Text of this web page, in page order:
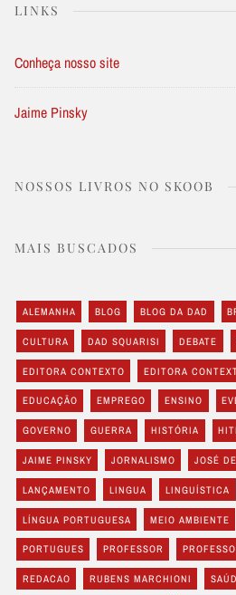
LINKS
Conheça nosso site
Jaime Pinsky
NOSSOS LIVROS NO SKOOB
MAIS BUSCADOS
ALEMANHA BLOG BLOG DA DAD
CULTURA DAD SQUARISI DEBATE
EDITORA CONTEXTO EDITORA
EDUCAÇÃO EMPREGO ENSINO
GOVERNO GUERRA HISTÓRIA
JAIME PINSKY JORNALISMO JOSÉ
LANÇAMENTO LINGUA LINGUÍSTICA
LÍNGUA PORTUGUESA MEIO AMBIENTE
PORTUGUES PROFESSOR
REDACAO RUBENS MARCHIONI